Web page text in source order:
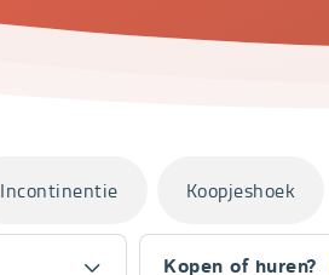
Kopen of huren?
Incontinentie Koopjeshoek